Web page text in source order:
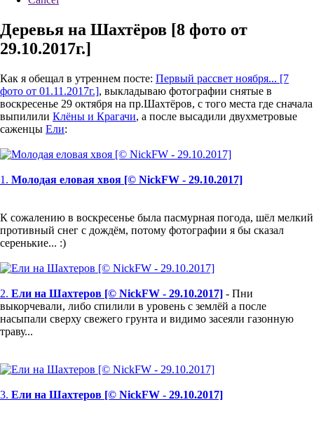
Деревья на Шахтёров [8 фото от
29.10.2017г.]
Как я обещал в утреннем посте: Первый рассвет ноября... [7
фото от 01.11.2017г.], выкладываю фотографии снятые в
воскресенье 29 октября на пр.Шахтёров, с того места где сначала
выпилили Клёны и Крагачи, а после высадили двухметровые
саженцы Ели:
1. Молодая еловая хвоя [© NickFW - 29.10.2017]
К сожалению в воскресенье была пасмурная погода, шёл мелкий
противный снег с дождём, потому фотографии я бы сказал
серенькие... :)
2. Ели на Шахтеров [© NickFW - 29.10.2017] - Пни
выкорчевали, либо спилили в уровень с землёй а после
насыпали сверху свежего грунта и видимо засеяли газонную
траву...
3. Ели на Шахтеров [© NickFW - 29.10.2017]